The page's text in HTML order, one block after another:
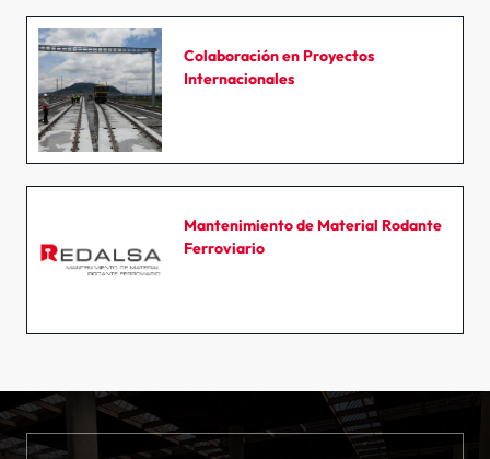
Colaboración en Proyectos
Internacionales
Mantenimiento de Material Rodante
Ferroviario